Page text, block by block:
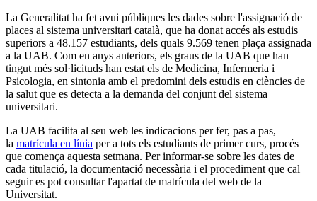
La Generalitat ha fet avui públiques les dades sobre l'assignació de
places al sistema universitari català, que ha donat accés als estudis
superiors a 48.157 estudiants, dels quals 9.569 tenen plaça assignada
a la UAB. Com en anys anteriors, els graus de la UAB que han
tingut més sol·licituds han estat els de Medicina, Infermeria i
Psicologia, en sintonia amb el predomini dels estudis en ciències de
la salut que es detecta a la demanda del conjunt del sistema
universitari.
La UAB facilita al seu web les indicacions per fer, pas a pas,
la matrícula en línia per a tots els estudiants de primer curs, procés
que comença aquesta setmana. Per informar-se sobre les dates de
cada titulació, la documentació necessària i el procediment que cal
seguir es pot consultar l'apartat de matrícula del web de la
Universitat.